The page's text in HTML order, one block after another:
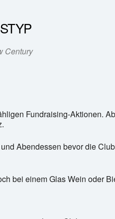
Century
Fundraising-Aktionen.
Abendessen bevor die
bei einem Glas Wein oder